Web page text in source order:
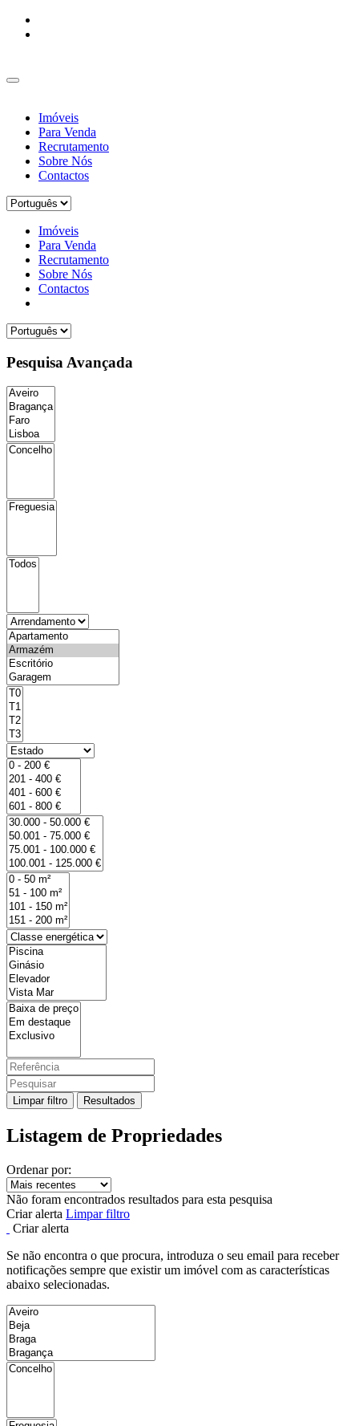
Imóveis
Para Venda
Recrutamento
Sobre Nós
Contactos
Imóveis
Para Venda
Recrutamento
Sobre Nós
Contactos
Pesquisa Avançada
Limpar filtro Resultados
Listagem de Propriedades
Ordenar por:
Não foram encontrados resultados para esta pesquisa
Criar alerta Limpar filtro
Criar alerta
Se não encontra o que procura, introduza o seu email para receber
notificações sempre que existir um imóvel com as características
abaixo selecionadas.